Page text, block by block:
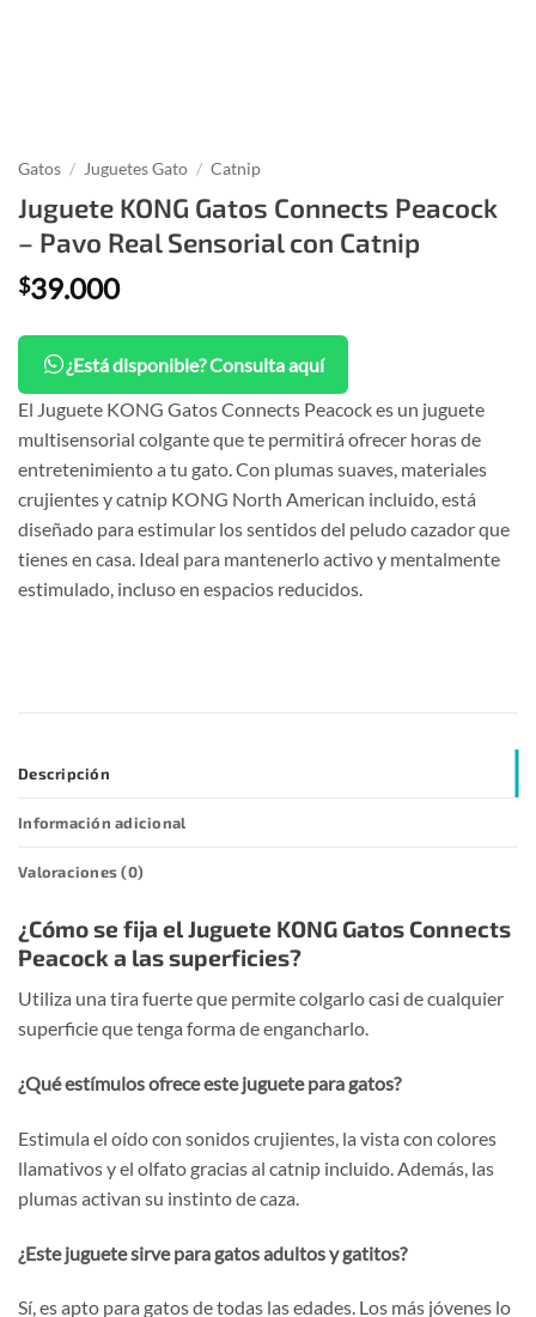
Gatos / Juguetes Gato / Catnip
Juguete KONG Gatos Connects Peacock
– Pavo Real Sensorial con Catnip
$39.000
¿Está disponible? Consulta aquí
El Juguete KONG Gatos Connects Peacock es un juguete
multisensorial colgante que te permitirá ofrecer horas de
entretenimiento a tu gato. Con plumas suaves, materiales
crujientes y catnip KONG North American incluido, está
diseñado para estimular los sentidos del peludo cazador que
tienes en casa. Ideal para mantenerlo activo y mentalmente
estimulado, incluso en espacios reducidos.
Descripción
Información adicional
Valoraciones (0)
¿Cómo se fija el Juguete KONG Gatos Connects
Peacock a las superficies?
Utiliza una tira fuerte que permite colgarlo casi de cualquier
superficie que tenga forma de engancharlo.
¿Qué estímulos ofrece este juguete para gatos?
Estimula el oído con sonidos crujientes, la vista con colores
llamativos y el olfato gracias al catnip incluido. Además, las
plumas activan su instinto de caza.
¿Este juguete sirve para gatos adultos y gatitos?
Sí, es apto para gatos de todas las edades. Los más jóvenes lo